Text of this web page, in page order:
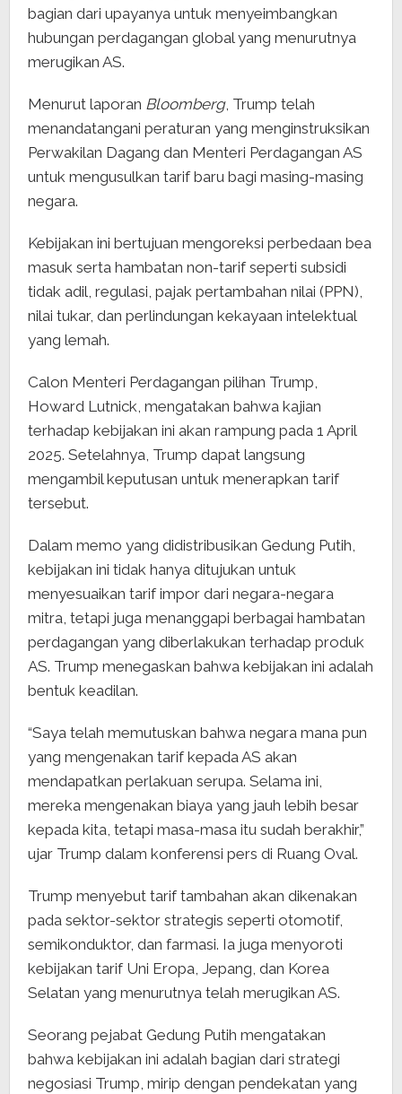
bagian dari upayanya untuk menyeimbangkan
hubungan perdagangan global yang menurutnya
merugikan AS.
Menurut laporan Bloomberg, Trump telah
menandatangani peraturan yang menginstruksikan
Perwakilan Dagang dan Menteri Perdagangan AS
untuk mengusulkan tarif baru bagi masing-masing
negara.
Kebijakan ini bertujuan mengoreksi perbedaan bea
masuk serta hambatan non-tarif seperti subsidi
tidak adil, regulasi, pajak pertambahan nilai (PPN),
nilai tukar, dan perlindungan kekayaan intelektual
yang lemah.
Calon Menteri Perdagangan pilihan Trump,
Howard Lutnick, mengatakan bahwa kajian
terhadap kebijakan ini akan rampung pada 1 April
2025. Setelahnya, Trump dapat langsung
mengambil keputusan untuk menerapkan tarif
tersebut.
Dalam memo yang didistribusikan Gedung Putih,
kebijakan ini tidak hanya ditujukan untuk
menyesuaikan tarif impor dari negara-negara
mitra, tetapi juga menanggapi berbagai hambatan
perdagangan yang diberlakukan terhadap produk
AS. Trump menegaskan bahwa kebijakan ini adalah
bentuk keadilan.
“Saya telah memutuskan bahwa negara mana pun
yang mengenakan tarif kepada AS akan
mendapatkan perlakuan serupa. Selama ini,
mereka mengenakan biaya yang jauh lebih besar
kepada kita, tetapi masa-masa itu sudah berakhir,”
ujar Trump dalam konferensi pers di Ruang Oval.
Trump menyebut tarif tambahan akan dikenakan
pada sektor-sektor strategis seperti otomotif,
semikonduktor, dan farmasi. Ia juga menyoroti
kebijakan tarif Uni Eropa, Jepang, dan Korea
Selatan yang menurutnya telah merugikan AS.
Seorang pejabat Gedung Putih mengatakan
bahwa kebijakan ini adalah bagian dari strategi
negosiasi Trump, mirip dengan pendekatan yang